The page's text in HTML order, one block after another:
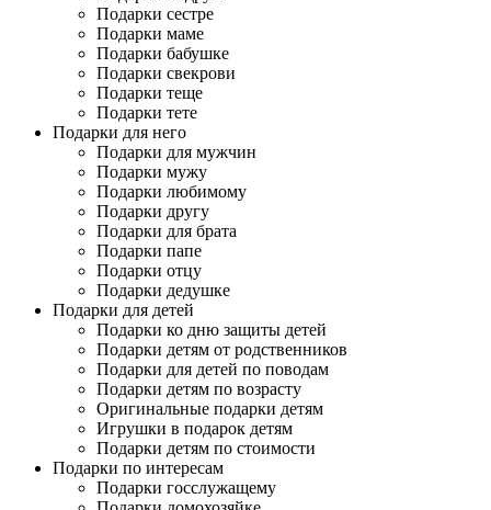
Подарки сестре
Подарки маме
Подарки бабушке
Подарки свекрови
Подарки теще
Подарки тете
Подарки для него
Подарки для мужчин
Подарки мужу
Подарки любимому
Подарки другу
Подарки для брата
Подарки папе
Подарки отцу
Подарки дедушке
Подарки для детей
Подарки ко дню защиты детей
Подарки детям от родственников
Подарки для детей по поводам
Подарки детям по возрасту
Оригинальные подарки детям
Игрушки в подарок детям
Подарки детям по стоимости
Подарки по интересам
Подарки госслужащему